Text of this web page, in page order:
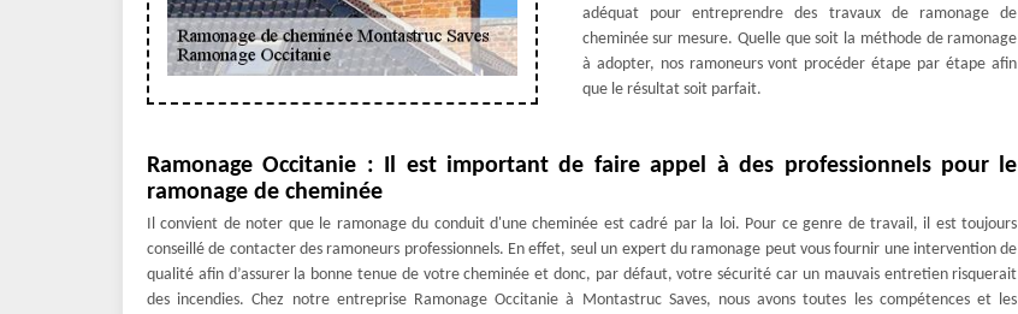
adéquat pour entreprendre des travaux de ramonage de
cheminée sur mesure. Quelle que soit la méthode de ramonage
à adopter, nos ramoneurs vont procéder étape par étape afin
que le résultat soit parfait.
Ramonage Occitanie : Il est important de faire appel à des professionnels pour le
ramonage de cheminée
Il convient de noter que le ramonage du conduit d'une cheminée est cadré par la loi. Pour ce genre de travail, il est toujours
conseillé de contacter des ramoneurs professionnels. En effet, seul un expert du ramonage peut vous fournir une intervention de
qualité afin d’assurer la bonne tenue de votre cheminée et donc, par défaut, votre sécurité car un mauvais entretien risquerait
des incendies. Chez notre entreprise Ramonage Occitanie à Montastruc Saves, nous avons toutes les compétences et les